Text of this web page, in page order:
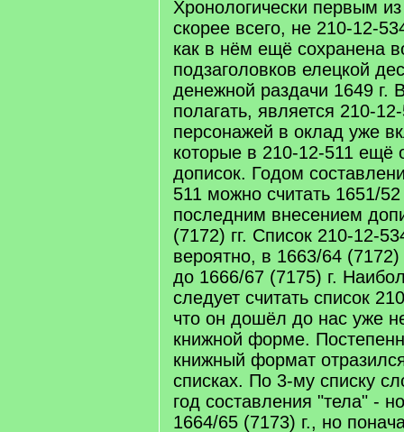
Хронологически первым
скорее всего, не 210-12-
как в нём ещё сохранена
подзаголовков елецкой
денежной раздачи 1649 г.
полагать, является 210-
персонажей в оклад уже
которые в 210-12-511
дописок. Годом
511 можно считать 1651/
последним внесением
(7172) гг. Список 210-12-
вероятно, в 1663/64 (7172)
до 1666/67 (7175) г.
следует считать список
что он дошёл до нас уже
книжной форме.
книжный формат
списках. По 3-му списку
год составления "тела" -
1664/65 (7173) г., но